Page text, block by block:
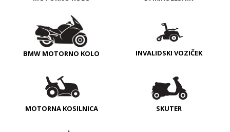
BMW MOTORNO KOLO INVALIDSKI VOZIČEK
MOTORNA KOSILNICA SKUTER